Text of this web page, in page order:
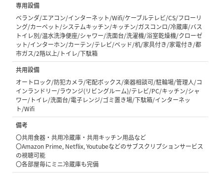
専用設備
ベランダ/エアコン/インターネット/Wifi/ケーブルテレビ/CS/フローリ
ング/カーペット/システムキッチン/キッチン/ガスコンロ/冷蔵庫/バス
トイレ別/温水洗浄便座/シャワー/洗面台/洗濯機/浴室乾燥機/クローゼ
ット/インターホン/カーテン/テレビ/ベッド/机/家具付き/家電付き/都
市ガス/2階以上/トイレ/下駄箱
共用設備
オートロック/防犯カメラ/宅配ボックス/楽器相談可/駐輪場/管理人/コ
インランドリー/ラウンジ(リビングルーム)/テレビ/PC/キッチン/シャ
ワー/トイレ/洗面台/電子レンジ/ゴミ置き場/下駄箱/インターネッ
ト/Wifi
備考
〇共用食器・共用冷蔵庫・共用キッチン用品など
〇Amazon Prime, Netflix, Youtubeなどのサブスクリプションサービス
の視聴可能
〇各部屋毎にミニ冷蔵庫も完備